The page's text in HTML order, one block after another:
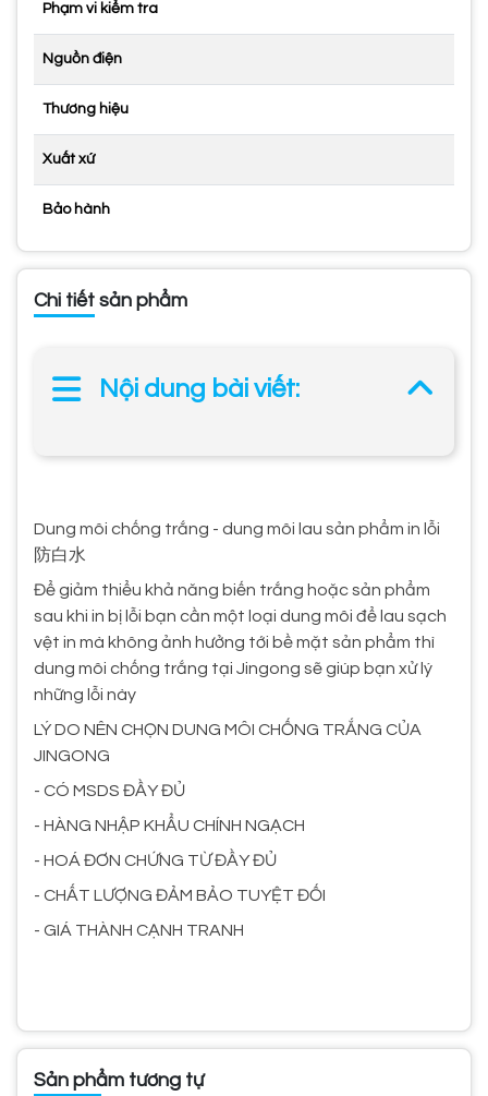
Phạm vi kiểm tra
Nguồn điện
Thương hiệu
Xuất xứ
Bảo hành
Chi tiết sản phẩm
Nội dung bài viết:
Dung môi chống trắng - dung môi lau sản phẩm in lỗi
防白水
Để giảm thiểu khả năng biến trắng hoặc sản phẩm
sau khi in bị lỗi bạn cần một loại dung môi để lau sạch
vệt in mà không ảnh hưởng tới bề mặt sản phẩm thì
dung môi chống trắng tại Jingong sẽ giúp bạn xử lý
những lỗi này
LÝ DO NÊN CHỌN DUNG MÔI CHỐNG TRẮNG CỦA
JINGONG
- CÓ MSDS ĐẦY ĐỦ
- HÀNG NHẬP KHẨU CHÍNH NGẠCH
- HOÁ ĐƠN CHỨNG TỪ ĐẦY ĐỦ
- CHẤT LƯỢNG ĐẢM BẢO TUYỆT ĐỐI
- GIÁ THÀNH CẠNH TRANH
Sản phẩm tương tự